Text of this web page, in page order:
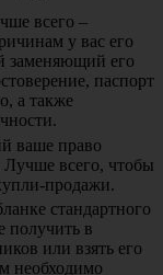
всего –
у вас его
заменяющий его
паспорт
а также
ваше право
Лучше всего, чтобы
продажи.
стандартного
получить в
или взять его
необходимо